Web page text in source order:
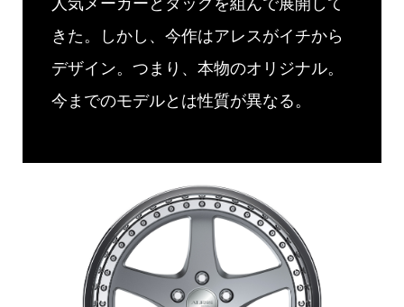
きた。しかし、今作はアレスがイチから
デザイン。つまり、本物のオリジナル。
今までのモデルとは性質が異なる。